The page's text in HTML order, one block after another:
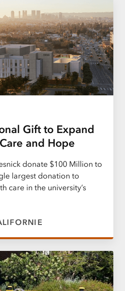
Gift to Expand
and Hope
donate $100 Million to
largest donation to
care in the university’s